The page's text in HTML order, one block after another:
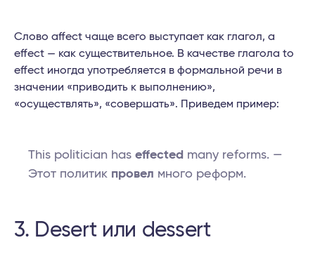
Слово affect чаще всего выступает как глагол, а
effect — как существительное. В качестве глагола to
effect иногда употребляется в формальной речи в
значении «приводить к выполнению»,
«осуществлять», «совершать». Приведем пример:
This politician has effected many reforms. —
Этот политик провел много реформ.
3. Desert или dessert